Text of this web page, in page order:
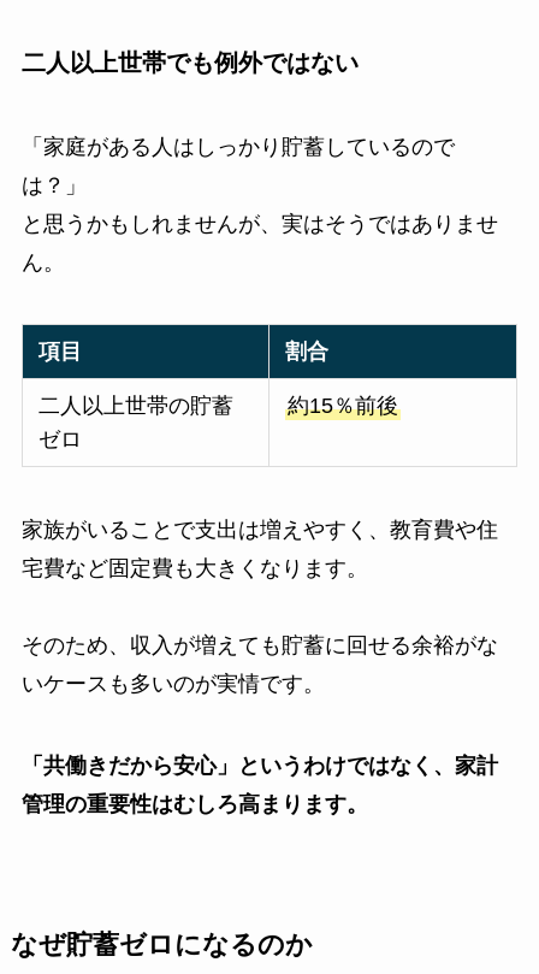
二人以上世帯でも例外ではない
「家庭がある人はしっかり貯蓄しているので
は？」
と思うかもしれませんが、実はそうではありませ
ん。
項目 割合
二人以上世帯の貯蓄
ゼロ
約15％前後
家族がいることで支出は増えやすく、教育費や住
宅費など固定費も大きくなります。
そのため、収入が増えても貯蓄に回せる余裕がな
いケースも多いのが実情です。
「共働きだから安心」というわけではなく、家計
管理の重要性はむしろ高まります。
なぜ貯蓄ゼロになるのか